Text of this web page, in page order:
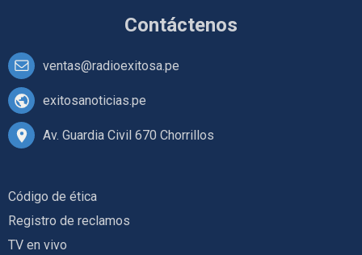
Contáctenos
ventas@radioexitosa.pe
exitosanoticias.pe
Av. Guardia Civil 670 Chorrillos
Código de ética
Registro de reclamos
TV en vivo